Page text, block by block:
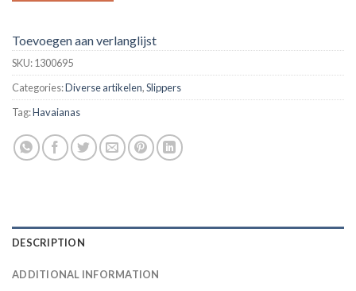
Toevoegen aan verlanglijst
SKU:1300695
Categories:Diverse artikelen,Slippers
Tag:Havaianas
DESCRIPTION
ADDITIONAL INFORMATION